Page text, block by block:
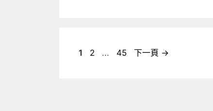
頁
1
頁
2 ...
頁
45 下一頁 →